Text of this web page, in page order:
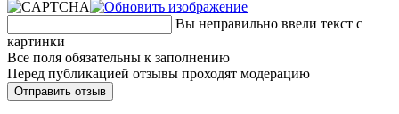
Вы неправильно ввели текст с
картинки
Все поля обязательны к заполнению
Перед публикацией отзывы проходят модерацию